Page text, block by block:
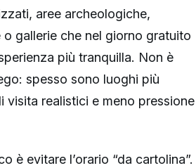
aree archeologiche,
gallerie che nel giorno gratuito
più tranquilla. Non è
spesso sono luoghi più
visita realistici e meno pressione
è evitare l’orario “da cartolina”.